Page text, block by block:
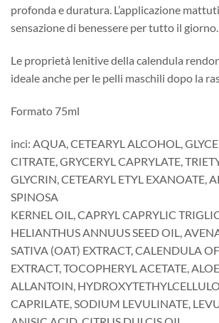
profonda e duratura. L’applicazione
sensazione di benessere per tutto il giorno.
Le proprietà lenitive della calendula
ideale anche per le pelli maschili dopo la
Formato 75ml
inci: AQUA, CETEARYL ALCOHOL,
CITRATE, GRYCERYL CAPRYLATE,
GLYCRIN, CETEARYL ETYL EXANOATE,
SPINOSA
KERNEL OIL, CAPRYL CAPRYLIC
HELIANTHUS ANNUUS SEED OIL,
SATIVA (OAT) EXTRACT, CALENDULA
EXTRACT, TOCOPHERYL ACETATE,
ALLANTOIN,
CAPRILATE, SODIUM LEVULINATE,